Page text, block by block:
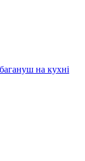
на кухні